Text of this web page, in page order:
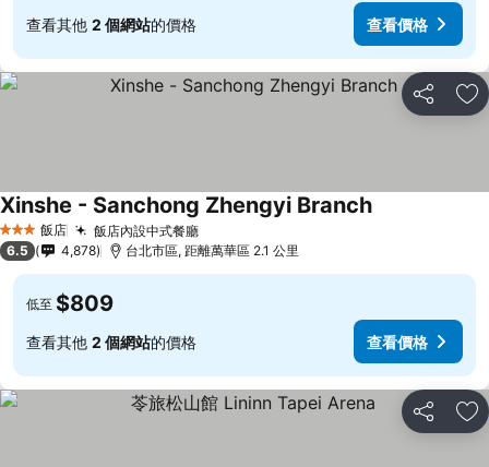
查看其他 2 個網站的價格 查看價格
分享 加
3 星級 飯店 飯店內設中式餐廳
Xinshe - Sanchong Zhengyi Branch
6.5 4,878 台北市區, 距離萬華區 2.1 公里
低至 $809
查看其他 2 個網站的價格 查看價格
分享 加